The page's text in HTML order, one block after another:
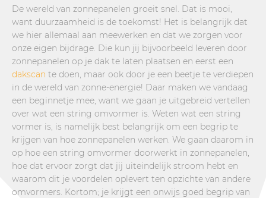
De wereld van zonnepanelen groeit snel. Dat is mooi,
want duurzaamheid is de toekomst! Het is belangrijk dat
we hier allemaal aan meewerken en dat we zorgen voor
onze eigen bijdrage. Die kun jij bijvoorbeeld leveren door
zonnepanelen op je dak te laten plaatsen en eerst een
dakscan te doen, maar ook door je een beetje te verdiepen
in de wereld van zonne-energie! Daar maken we vandaag
een beginnetje mee, want we gaan je uitgebreid vertellen
over wat een string omvormer is. Weten wat een string
vormer is, is namelijk best belangrijk om een begrip te
krijgen van hoe zonnepanelen werken. We gaan daarom in
op hoe een string omvormer doorwerkt in zonnepanelen,
hoe dat ervoor zorgt dat jij uiteindelijk stroom hebt en
waarom dit je voordelen oplevert ten opzichte van andere
omvormers. Kortom; je krijgt een onwijs goed begrip van